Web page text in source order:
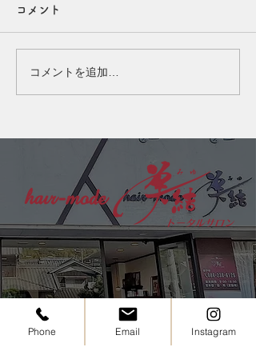
(^^) 夏は汗や皮脂が気になる
季節ですが、実はエアコンの
につながることも…。 「ベ
タつくから乾燥していない」
と思われがちですが、実は乾
燥を補おうとして皮脂が増え
ている場合もあります。 こ
の季節は、頭皮を清潔に保ち
つつ、必要なうるおいは残す
ケアが大切です◎ 夏の頭皮
ケアやヘッドスパも、お気軽
にご
コメント
コメントを追加…
Phone Email Instagram